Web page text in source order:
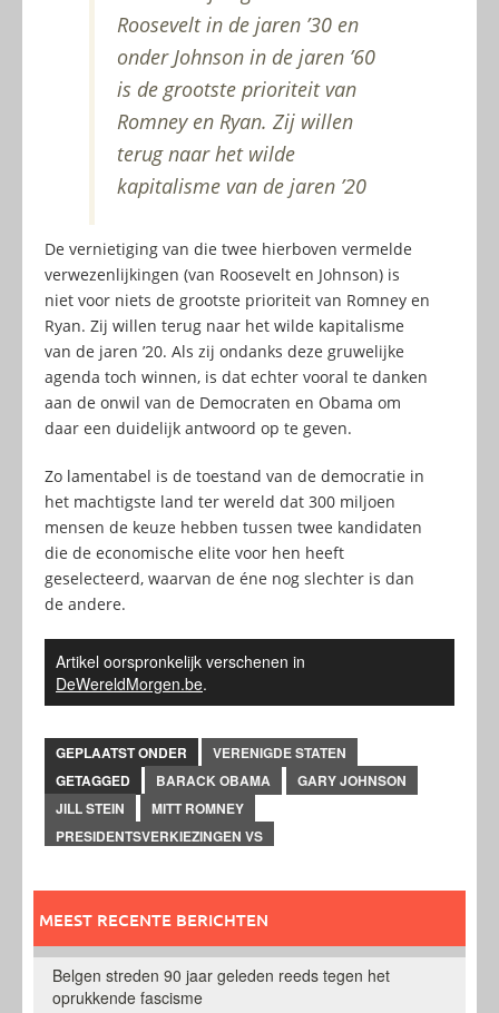
Roosevelt in de jaren ’30 en
onder Johnson in de jaren ’60
is de grootste prioriteit van
Romney en Ryan. Zij willen
terug naar het wilde
kapitalisme van de jaren ’20
De vernietiging van die twee hierboven vermelde
verwezenlijkingen (van Roosevelt en Johnson) is
niet voor niets de grootste prioriteit van Romney en
Ryan. Zij willen terug naar het wilde kapitalisme
van de jaren ’20. Als zij ondanks deze gruwelijke
agenda toch winnen, is dat echter vooral te danken
aan de onwil van de Democraten en Obama om
daar een duidelijk antwoord op te geven.
Zo lamentabel is de toestand van de democratie in
het machtigste land ter wereld dat 300 miljoen
mensen de keuze hebben tussen twee kandidaten
die de economische elite voor hen heeft
geselecteerd, waarvan de éne nog slechter is dan
de andere.
Artikel oorspronkelijk verschenen in
DeWereldMorgen.be.
GEPLAATST ONDER
VERENIGDE STATEN
GETAGGED
BARACK OBAMA
GARY JOHNSON
JILL STEIN
MITT ROMNEY
PRESIDENTSVERKIEZINGEN VS
MEEST RECENTE BERICHTEN
Belgen streden 90 jaar geleden reeds tegen het
oprukkende fascisme